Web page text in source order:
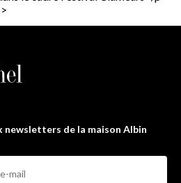
newsletters de la maison Albin